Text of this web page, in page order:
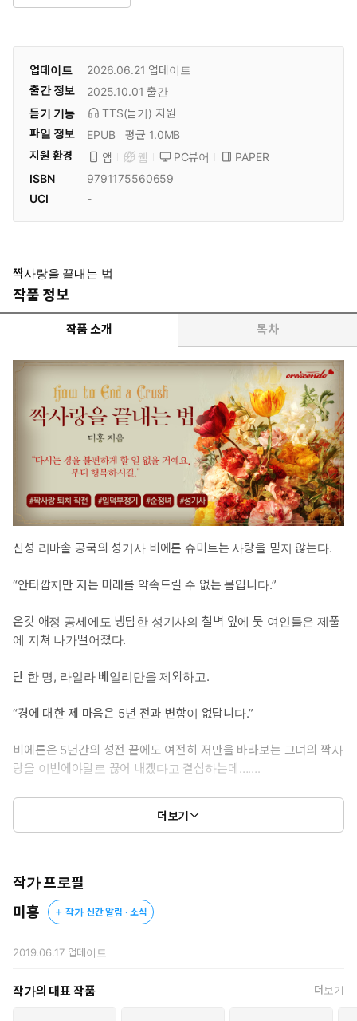
업데이트 2026.06.21 업데이트
출간 정보
2025.10.01 출간
듣기 기능
TTS(듣기) 지원
파일 정보
EPUB
평균 1.0MB
지원 환경
앱 웹 PC뷰어
PAPER
ISBN
9791175560659
UCI
-
짝사랑을 끝내는 법
작품 정보
작품 소개 목차
신성 리마솔 공국의 성기사 비에른 슈미트는 사랑을 믿지 않는다.
“안타깝지만 저는 미래를 약속드릴 수 없는 몸입니다.”
온갖 애정 공세에도 냉담한 성기사의 철벽 앞에 뭇 여인들은 제풀
에 지쳐 나가떨어졌다.
단 한 명, 라일라 베일리만을 제외하고.
“경에 대한 제 마음은 5년 전과 변함이 없답니다.”
비에른은 5년간의 성전 끝에도 여전히 저만을 바라보는 그녀의 짝사
랑을 이번에야말로 끊어 내겠다고 결심하는데…….
일생 동안 사랑을 불신해 온 남자와 일생을 사랑에 바친 여자의 팽팽
한 줄다리기, 승자는 과연 누가 될 것인가?!
더보기
작가 프로필
미홍
작가 신간 알림 · 소식
2019.06.17업데이트
작가의 대표 작품 더보기